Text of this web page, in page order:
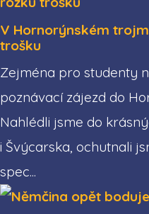
V Hornorýnském
trošku
Zejména pro studenty
poznávací zájezd do
Nahlédli jsme do
i Švýcarska, ochutnali
spec...